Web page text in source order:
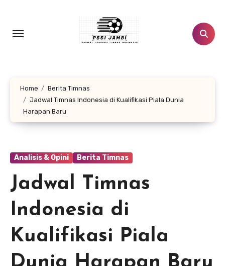
konten
Home
Berita Timnas
Jadwal Timnas Indonesia di Kualifikasi Piala Dunia
Harapan Baru
Analisis & Opini Berita Timnas
Jadwal Timnas
Indonesia di
Kualifikasi Piala